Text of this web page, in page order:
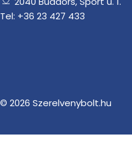
Tel: +36 23 427 433
© 2026 Szerelvenybolt.hu